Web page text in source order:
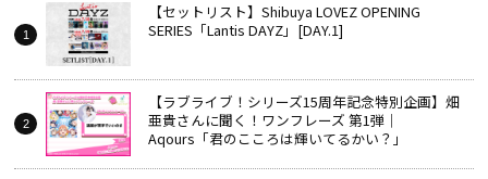
【セットリスト】Shibuya LOVEZ OPENING
SERIES「Lantis DAYZ」[DAY.1]
【ラブライブ！シリーズ15周年記念特別企画】畑
亜貴さんに聞く！ワンフレーズ 第1弾｜
Aqours「君のこころは輝いてるかい？」